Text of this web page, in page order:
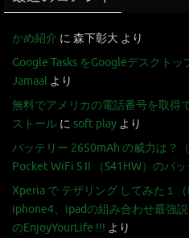
かめ紹介 に 森下彰大 より
Google Tasks をGoogleデスクト
Jamaal より
無料でアメリカの電話番号を取得
ストール に soft play より
バッテリー 2650mAh の威力は？
Pocket WiFi S II （S41HW）のバ
Xperia で テザリング してみた１（
iphone4、ipadの組み合わせ最強説
のEnjoyYourLife !!! より